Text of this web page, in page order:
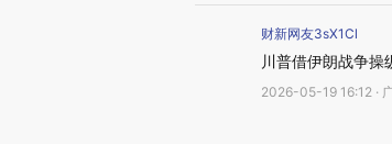
财新网友3sX1Cl
川普借伊朗战争操
2026-05-19 16:12 ·